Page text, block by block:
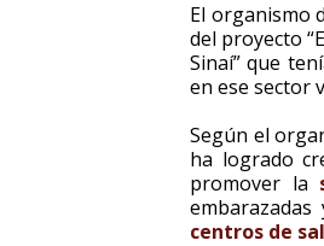
El organismo
del proyecto
Sinaí” que
en ese sector
Según el
ha logrado
promover la
centros de